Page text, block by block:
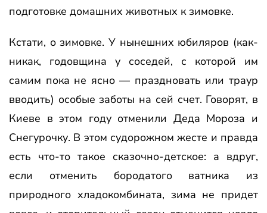
подготовке домашних животных к зимовке.
Кстати, о зимовке. У нынешних юбиляров (как-
никак, годовщина у соседей, с которой им
самим пока не ясно — праздновать или траур
вводить) особые заботы на сей счет. Говорят, в
Киеве в этом году отменили Деда Мороза и
Снегурочку. В этом судорожном жесте и правда
есть что-то такое сказочно-детское: а вдруг,
если отменить бородатого ватника из
природного хладокомбината, зима не придет